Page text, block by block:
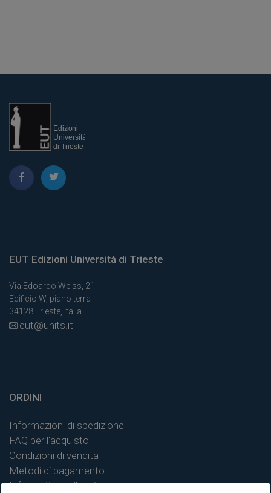
EUT Edizioni Università di Trieste
Via Edoardo Weiss, 21
Edificio W, piano terra
34128 Trieste, Italia
eut@units.it
ORDINI
Informazioni di spedizione
FAQ per l'acquisto
Condizioni di vendita
Metodi di pagamento
Informativa sulla privacy